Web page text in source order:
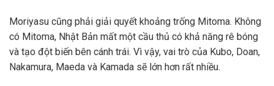
Moriyasu cũng phải giải quyết khoảng trống Mitoma. Không
có Mitoma, Nhật Bản mất một cầu thủ có khả năng rê bóng
và tạo đột biến bên cánh trái. Vì vậy, vai trò của Kubo, Doan,
Nakamura, Maeda và Kamada sẽ lớn hơn rất nhiều.